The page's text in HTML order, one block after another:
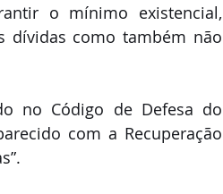
o mínimo existencial,
dívidas como também não
no Código de Defesa do
com a Recuperação